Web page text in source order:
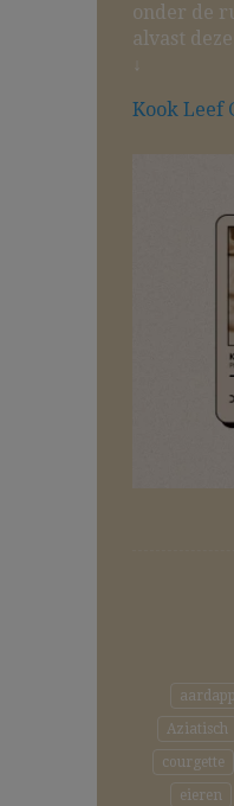
onder de
alvast deze
↓
Kook Leef
Aziatisch
courgette
eieren